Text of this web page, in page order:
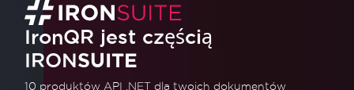
IronQR jest częścią
IRONSUITE
10 produktów API .NET dla twoich dokumentów